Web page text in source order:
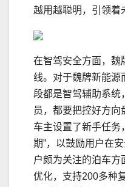
越用越聪明，引领着
在智驾安全方面，魏
线。对于魏牌新能源
段都是智驾辅助系统
员，都要把控好方向
车主设置了新手任务
期”，以鼓励用户在
户颇为关注的泊车
优化，支持200多种